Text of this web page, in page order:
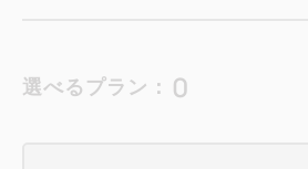
・１部屋につき体重15kg以下の
です
選べるプラン： 0